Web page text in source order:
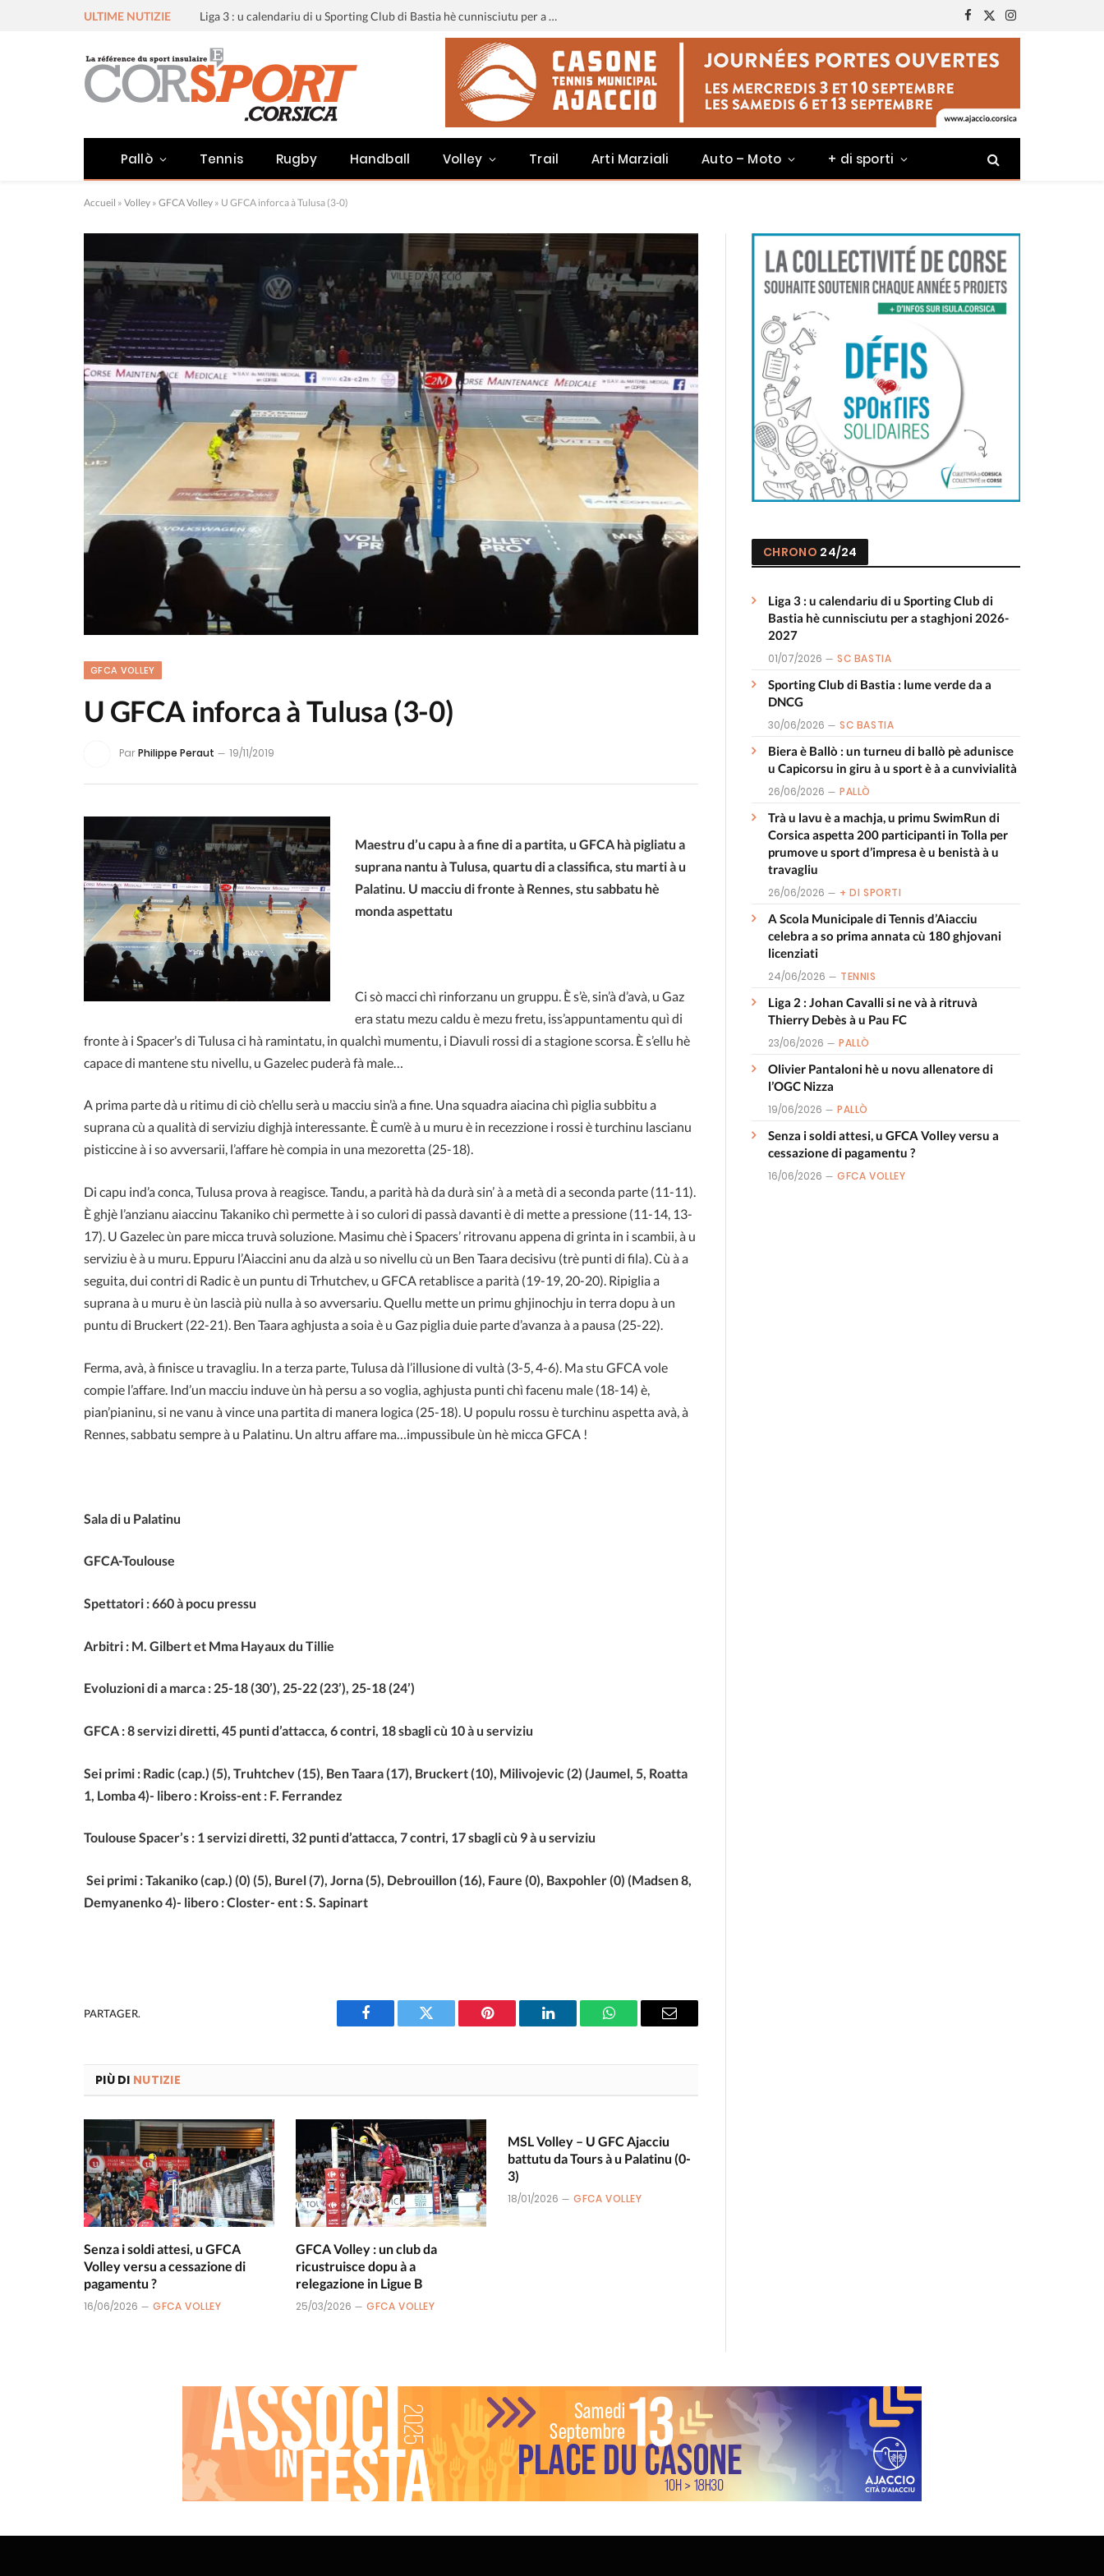
ULTIME NUTIZIE Liga 3 : u calendariu di u Sporting Club di Bastia hè cunnisciutu per a staghjoni 2026-2027
Facebook
X
(Twitter)
Instagram
Pallò Tennis Rugby Handball Volley Trail Arti Marziali Auto – Moto + di sporti
Accueil » Volley » GFCA Volley » U GFCA inforca à Tulusa (3-0)
GFCA VOLLEY
U GFCA inforca à Tulusa (3-0)
ParPhilippe Peraut 19/11/2019
Maestru d’u capu à a fine di a partita, u GFCA hà pigliatu a
suprana nantu à Tulusa, quartu di a classifica, stu marti à u
Palatinu. U macciu di fronte à Rennes, stu sabbatu hè
monda aspettatu
Ci sò macci chì rinforzanu un gruppu. È s’è, sin’à d’avà, u Gaz
era statu mezu caldu è mezu fretu, iss’appuntamentu quì di
fronte à i Spacer’s di Tulusa ci hà ramintatu, in qualchì mumentu, i Diavuli rossi di a stagione scorsa. È s’ellu hè
capace di mantene stu nivellu, u Gazelec puderà fà male…
A prima parte dà u ritimu di ciò ch’ellu serà u macciu sin’à a fine. Una squadra aiacina chì piglia subbitu a
suprana cù a qualità di serviziu dighjà interessante. È cum’è à u muru è in recezzione i rossi è turchinu lascianu
pisticcine à i so avversarii, l’affare hè compia in una mezoretta (25-18).
Di capu ind’a conca, Tulusa prova à reagisce. Tandu, a parità hà da durà sin’ à a metà di a seconda parte (11-11).
È ghjè l’anzianu aiaccinu Takaniko chì permette à i so culori di passà davanti è di mette a pressione (11-14, 13-
17). U Gazelec ùn pare micca truvà soluzione. Masimu chè i Spacers’ ritrovanu appena di grinta in i scambii, à u
serviziu è à u muru. Eppuru l’Aiaccini anu da alzà u so nivellu cù un Ben Taara decisivu (trè punti di fila). Cù à a
seguita, dui contri di Radic è un puntu di Trhutchev, u GFCA retablisce a parità (19-19, 20-20). Ripiglia a
suprana à u muru è ùn lascià più nulla à so avversariu. Quellu mette un primu ghjinochju in terra dopu à un
puntu di Bruckert (22-21). Ben Taara aghjusta a soia è u Gaz piglia duie parte d’avanza à a pausa (25-22).
Ferma, avà, à finisce u travagliu. In a terza parte, Tulusa dà l’illusione di vultà (3-5, 4-6). Ma stu GFCA vole
compie l’affare. Ind’un macciu induve ùn hà persu a so voglia, aghjusta punti chì facenu male (18-14) è,
pian’pianinu, si ne vanu à vince una partita di manera logica (25-18). U populu rossu è turchinu aspetta avà, à
Rennes, sabbatu sempre à u Palatinu. Un altru affare ma…impussibule ùn hè micca GFCA !
Sala di u Palatinu
GFCA-Toulouse
Spettatori : 660 à pocu pressu
Arbitri : M. Gilbert et Mma Hayaux du Tillie
Evoluzioni di a marca : 25-18 (30’), 25-22 (23’), 25-18 (24’)
GFCA : 8 servizi diretti, 45 punti d’attacca, 6 contri, 18 sbagli cù 10 à u serviziu
Sei primi : Radic (cap.) (5), Truhtchev (15), Ben Taara (17), Bruckert (10), Milivojevic (2) (Jaumel, 5, Roatta
1, Lomba 4)- libero : Kroiss-ent : F. Ferrandez
Toulouse Spacer’s : 1 servizi diretti, 32 punti d’attacca, 7 contri, 17 sbagli cù 9 à u serviziu
Sei primi : Takaniko (cap.) (0) (5), Burel (7), Jorna (5), Debrouillon (16), Faure (0), Baxpohler (0) (Madsen 8,
Demyanenko 4)- libero : Closter- ent : S. Sapinart
PARTAGER.
Facebook Twitter Pinterest LinkedIn WhatsAppEmail
PIÙ DI NUTIZIE
Senza i soldi attesi, u GFCA
Volley versu a cessazione di
pagamentu ?
16/06/2026 GFCA VOLLEY
GFCA Volley : un club da
ricustruisce dopu à a
relegazione in Ligue B
25/03/2026 GFCA VOLLEY
MSL Volley – U GFC Ajacciu
battutu da Tours à u Palatinu (0-
3)
18/01/2026 GFCA VOLLEY
CHRONO 24/24
Liga 3 : u calendariu di u Sporting Club di
Bastia hè cunnisciutu per a staghjoni 2026-
2027
01/07/2026 SC BASTIA
Sporting Club di Bastia : lume verde da a
DNCG
30/06/2026 SC BASTIA
Biera è Ballò : un turneu di ballò pè adunisce
u Capicorsu in giru à u sport è à a cunvivialità
26/06/2026 PALLÒ
Trà u lavu è a machja, u primu SwimRun di
Corsica aspetta 200 participanti in Tolla per
prumove u sport d’impresa è u benistà à u
travagliu
26/06/2026 + DI SPORTI
A Scola Municipale di Tennis d’Aiacciu
celebra a so prima annata cù 180 ghjovani
licenziati
24/06/2026 TENNIS
Liga 2 : Johan Cavalli si ne và à ritruvà
Thierry Debès à u Pau FC
23/06/2026 PALLÒ
Olivier Pantaloni hè u novu allenatore di
l’OGC Nizza
19/06/2026 PALLÒ
Senza i soldi attesi, u GFCA Volley versu a
cessazione di pagamentu ?
16/06/2026 GFCA VOLLEY